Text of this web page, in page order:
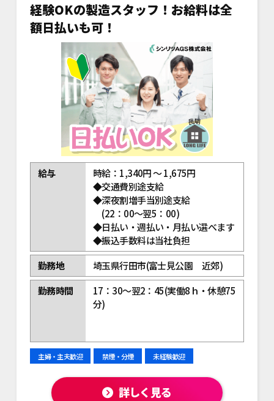
経験OKの製造スタッフ！お給料は全
額日払いも可！
給与
時給：1,340円 ～ 1,675円
◆交通費別途支給
◆深夜割増手当別途支給
(22：00～翌5：00)
◆日払い・週払い・月払い選べます
◆振込手数料は当社負担
勤務地
埼玉県行田市(富士見公園 近郊)
勤務時間
17：30～翌2：45(実働8ｈ・休憩75
分)
主婦・主夫歓迎 禁煙・分煙 未経験歓迎
詳しく見る